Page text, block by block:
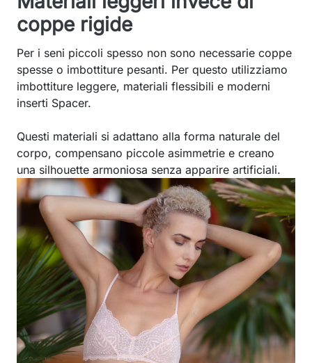
coppe rigide
Per i seni piccoli spesso non sono necessarie coppe
spesse o imbottiture pesanti. Per questo utilizziamo
imbottiture leggere, materiali flessibili e moderni
inserti Spacer.
Questi materiali si adattano alla forma naturale del
corpo, compensano piccole asimmetrie e creano
una silhouette armoniosa senza apparire artificiali.